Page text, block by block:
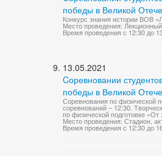
победы в Великой
Конкурс знания истории ВОВ
Место проведения:
Время проведения с 12:30 до
13.05.2021
Cоревновании
победы в Великой
Соревнования по физической
соревнований – 12:30.
по физической подготовке
Место проведения: Стадион,
Время проведения с 12:30 до